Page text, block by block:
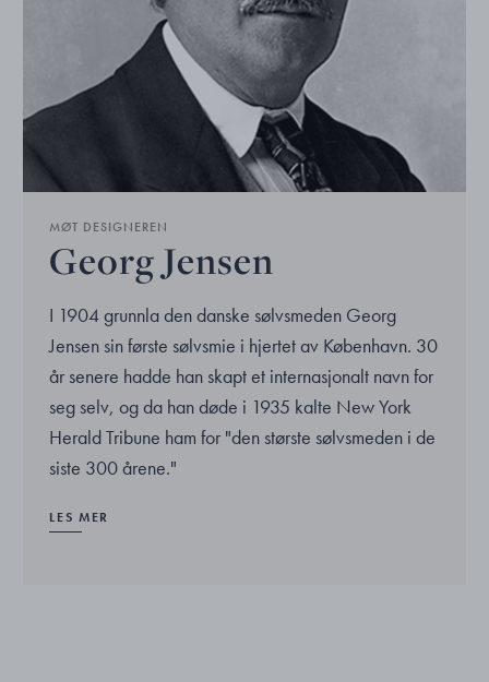
MØT DESIGNEREN
Georg Jensen
I 1904 grunnla den danske sølvsmeden Georg
Jensen sin første sølvsmie i hjertet av København. 30
år senere hadde han skapt et internasjonalt navn for
seg selv, og da han døde i 1935 kalte New York
Herald Tribune ham for "den største sølvsmeden i de
siste 300 årene."
LES MER